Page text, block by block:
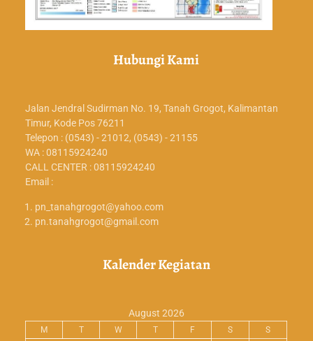
Hubungi Kami
Jalan Jendral Sudirman No. 19, Tanah Grogot, Kalimantan
Timur, Kode Pos 76211
Telepon : (0543) - 21012, (0543) - 21155
WA : 08115924240
CALL CENTER : 08115924240
Email :
pn_tanahgrogot@yahoo.com
pn.tanahgrogot@gmail.com
Kalender Kegiatan
August 2026
M T W T F S
S